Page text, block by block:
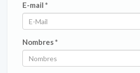
E-mail *
Nombres *